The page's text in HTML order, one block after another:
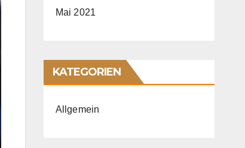
Mai 2021
KATEGORIEN
Allgemein